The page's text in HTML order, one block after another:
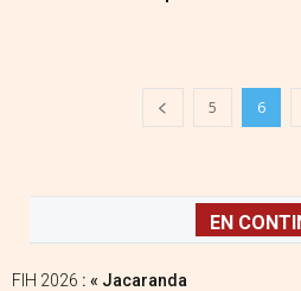
5 6
EN
FIH 2026 : « Jacaranda